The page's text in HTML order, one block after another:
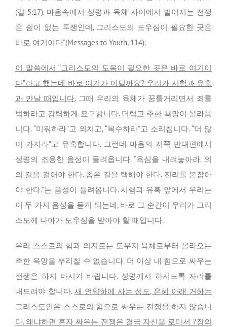
(갈 5:17). 마음속에서 성령과 육체 사이에서 벌어지는 전쟁
은 쉼이 없는 투쟁인데, 그리스도의 도우심이 필요한 곳은
바로 여기이다”(Messages to Youth, 114).
이 말씀에서 “그리스도의 도움이 필요한 곳은 바로 여기이
다”라고 했는데 바로 여기가 어딜까요? 우리가 시험과 유혹
과 만날 때입니다.그때 우리의 육체가 꿈틀거리면서 죄를
범하라고 강력하게 요구합니다. 더럽고 추한 욕망이 올라옵
니다. “미워하라”고 외치고, “복수하라”고 소리칩니다. “더 많
이 가지라”고 유혹합니다. 그런데 마음의 저쪽 반대편에서
성령의 조용한 음성이 들려옵니다. “욕심을 내려놓아라. 의
의 길을 걸어야 한다. 좁은 길을 택해야 한다. 진리를 붙잡아
야 한다.”는 음성이 들려옵니다. 시험과 유혹 앞에서 우리는
이 두 가지 음성을 듣게 되는데, 바로 그 순간이 우리가 그리
스도께 나아가 도우심을 받아야 할 때입니다.
우리 스스로의 힘과 의지로는 도무지 육체로부터 올라오는
추한 욕망을 뿌리칠 수 없습니다. 더 이상 내 힘으로 싸우는
전쟁은 하지 마시기 바랍니다. 성령께서 하시도록 자리를
내드려야 합니다. 새 언약하에 사는 성도, 은혜 아래 거하는
그리스도인은 스스로의 힘으로 싸우는 전쟁을 하지 않습니
다. 왜냐하면 혼자 싸우는 전쟁은 결국 자신을 로마서 7장의